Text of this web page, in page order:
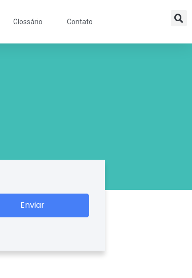
Glossário Contato
Enviar